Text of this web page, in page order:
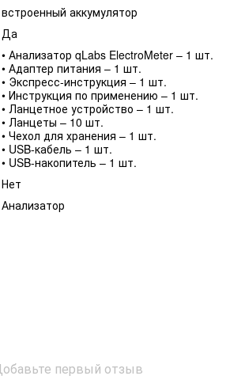
встроенный аккумулятор
Да
• Анализатор qLabs ElectroMeter – 1 шт.
• Адаптер питания – 1 шт.
• Экспресс-инструкция – 1 шт.
• Инструкция по применению – 1 шт.
• Ланцетное устройство – 1 шт.
• Ланцеты – 10 шт.
• Чехол для хранения – 1 шт.
• USB-кабель – 1 шт.
• USB-накопитель – 1 шт.
Нет
Анализатор
первый отзыв